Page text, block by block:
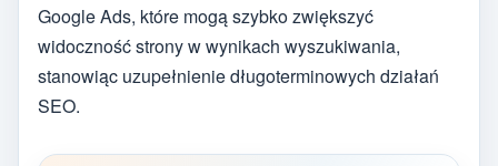
Google Ads, które mogą szybko zwiększyć
widoczność strony w wynikach wyszukiwania,
stanowiąc uzupełnienie długoterminowych działań
SEO.